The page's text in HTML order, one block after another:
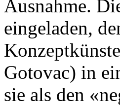
Ausnahme.
eingeladen,
Gotovac) in
sie als den